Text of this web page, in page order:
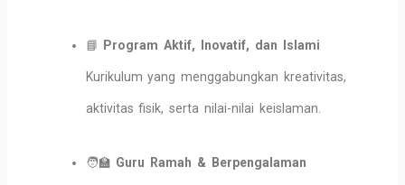
📘 Program Aktif, Inovatif, dan Islami
Kurikulum yang menggabungkan kreativitas,
aktivitas fisik, serta nilai-nilai keislaman.
🧑‍🏫 Guru Ramah & Berpengalaman